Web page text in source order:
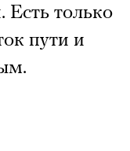
Есть только
пути и